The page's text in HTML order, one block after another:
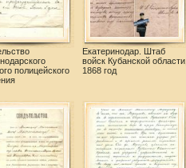
полицейского
Екатеринодар. Штаб
войск Кубанской области,
1868 год